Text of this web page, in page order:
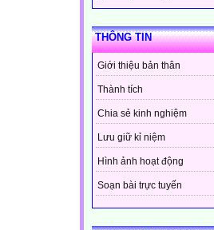
THÔNG TIN
Giới thiệu bản thân
Thành tích
Chia sẻ kinh nghiệm
Lưu giữ kỉ niệm
Hình ảnh hoạt động
Soạn bài trực tuyến